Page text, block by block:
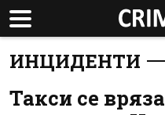
ИНЦИДЕНТИ
Такси се